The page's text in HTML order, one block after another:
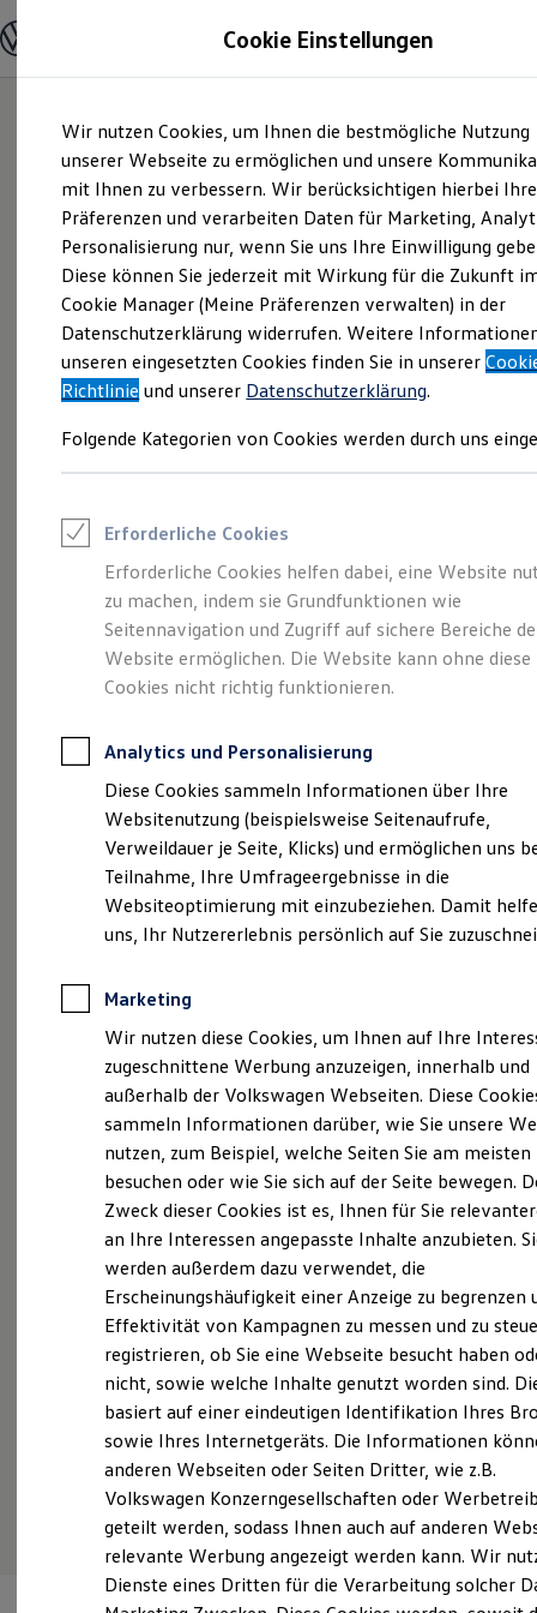
Hauptinhalt
springen
Footer
springen
Modelle und Konfigurator
Modelle vergleichen
Elektroautos
ENERGY Sondermodelle
Nutzfahrzeuge
SUV und CUV
Familienautos
Kombis
Kompaktwagen
Sportwagen
Schnell verfügbare Fahrzeuge
Angebote und Produkte
Aktuelle Angebote
E-Auto-Förderung
Volkswagen Marktplatz
Junge Gebrauchtwagen und Gebrauchtwagen
Saisonangebote
Leasing
Leasing-Angebote
Gebrauchtwagen Leasing
Junge Gebrauchtwagen-Leasing
Elektroauto Leasing
Kleinwagen-Leasing
Leasing ohne Anzahlung
Autokredit mit Schlussrate
Versicherungen und Garantien
Kfz-Versicherung
Restschuldversicherungen
Garantien
Wartungsverträge
Geschäftskunden
Professional Class bei Volkswagen
Großkunden
Behörden
Anpfiff zum Gewinn
Elektroautos
ID. Tutorials
Elektrofahrzeugkonzepte
Reichweite
Reichweite der ID. Modelle
Reichweite im Winter
Laden
Laden unterwegs
Laden Zuhause
Ladezeitensimulator
Batterie
Sicherheit
Garantie und Lebensdauer
Nachhaltigkeit
Technologie
Kosten und Kauf
Verbrauchskosten
Kaufoptionen
E-Auto-Förderung
Software und Konnektivität
Die ID. Software 6
ID. Software Versionen und Updates
Digitale Extras
Schnittstellen zu Ihrem ID.
Ganz schön groß. Der
Polo.
Impressum & Rechtliches
Probefahrt vereinbaren
Fahrzeugangebot anfordern
Servicetermin buchen
Serviceanfrage stellen
Cookie Einstellungen
Wir nutzen Cookies, um Ihnen die bestmögliche Nutzung
unserer Webseite zu ermöglichen und unsere
mit Ihnen zu verbessern. Wir berücksichtigen hierbei Ihre
Präferenzen und verarbeiten Daten für Marketing,
Personalisierung nur, wenn Sie uns Ihre Einwilligung
Diese können Sie jederzeit mit Wirkung für die Zukunft
Cookie Manager (Meine Präferenzen verwalten) in der
Datenschutzerklärung widerrufen. Weitere
unseren eingesetzten Cookies finden Sie in unserer
Richtlinie und unserer Datenschutzerklärung.
Folgende Kategorien von Cookies werden durch uns
Erforderliche Cookies
Erforderliche Cookies helfen dabei, eine Website
zu machen, indem sie Grundfunktionen wie
Seitennavigation und Zugriff auf sichere Bereiche
Website ermöglichen. Die Website kann ohne diese
Cookies nicht richtig funktionieren.
Analytics und Personalisierung
Diese Cookies sammeln Informationen über Ihre
Websitenutzung (beispielsweise Seitenaufrufe,
Verweildauer je Seite, Klicks) und ermöglichen uns
Teilnahme, Ihre Umfrageergebnisse in die
Websiteoptimierung mit einzubeziehen. Damit
uns, Ihr Nutzererlebnis persönlich auf Sie
Marketing
Wir nutzen diese Cookies, um Ihnen auf Ihre
zugeschnittene Werbung anzuzeigen, innerhalb und
außerhalb der Volkswagen Webseiten. Diese
sammeln Informationen darüber, wie Sie unsere
nutzen, zum Beispiel, welche Seiten Sie am meisten
besuchen oder wie Sie sich auf der Seite bewegen.
Zweck dieser Cookies ist es, Ihnen für Sie
an Ihre Interessen angepasste Inhalte anzubieten.
werden außerdem dazu verwendet, die
Erscheinungshäufigkeit einer Anzeige zu begrenzen
Effektivität von Kampagnen zu messen und zu
registrieren, ob Sie eine Webseite besucht haben
nicht, sowie welche Inhalte genutzt worden sind.
basiert auf einer eindeutigen Identifikation Ihres
sowie Ihres Internetgeräts. Die Informationen
anderen Webseiten oder Seiten Dritter, wie z.B.
Volkswagen Konzerngesellschaften oder
geteilt werden, sodass Ihnen auch auf anderen
relevante Werbung angezeigt werden kann. Wir
Dienste eines Dritten für die Verarbeitung solcher